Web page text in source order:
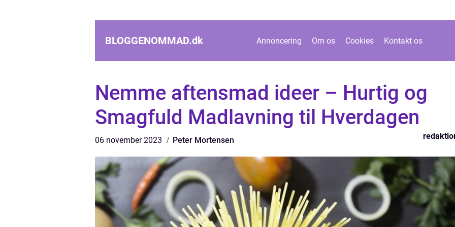
BLOGGENOMMAD.dk Annoncering Om os Cookies Kontakt os
Nemme aftensmad ideer – Hurtig og
Smagfuld Madlavning til Hverdagen
06 november 2023 Peter Mortensen